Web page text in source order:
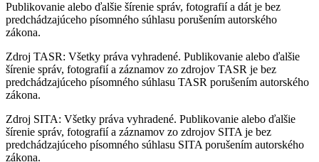
Publikovanie alebo ďalšie šírenie správ, fotografií a dát je bez
predchádzajúceho písomného súhlasu porušením autorského
zákona.
Zdroj TASR: Všetky práva vyhradené. Publikovanie alebo ďalšie
šírenie správ, fotografií a záznamov zo zdrojov TASR je bez
predchádzajúceho písomného súhlasu TASR porušením autorského
zákona.
Zdroj SITA: Všetky práva vyhradené. Publikovanie alebo ďalšie
šírenie správ, fotografií a záznamov zo zdrojov SITA je bez
predchádzajúceho písomného súhlasu SITA porušením autorského
zákona.